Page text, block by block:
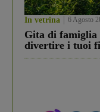
In vetrina 6 Agosto
Gita di famiglia
divertire i tuoi